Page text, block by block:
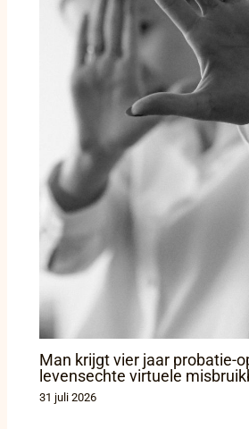
Man krijgt vier jaar probatie-
levensechte virtuele
31 juli 2026